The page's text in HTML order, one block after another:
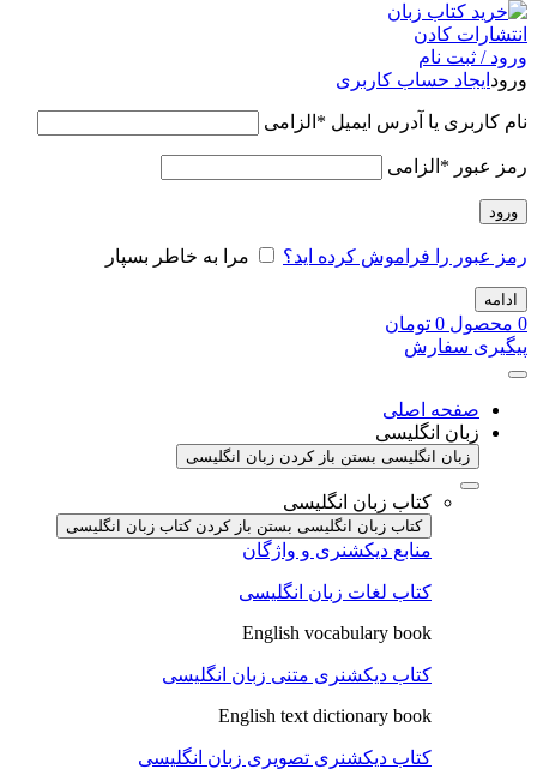
ورود / ثبت نام
ورود ایجاد حساب کاربری
نام کاربری یا آدرس ایمیل * الزامی
رمز عبور * الزامی
ورود
رمز عبور را فراموش کرده اید؟ مرا به خاطر بسپار
ادامه
0 محصول 0 تومان
پیگیری سفارش
صفحه اصلی
زبان انگلیسی
زبان انگلیسی بستن باز کردن زبان انگلیسی
کتاب زبان انگلیسی
کتاب زبان انگلیسی بستن باز کردن کتاب زبان انگلیسی
منابع دیکشنری و واژگان
کتاب لغات زبان انگلیسی
English vocabulary book
کتاب دیکشنری متنی زبان انگلیسی
English text dictionary book
کتاب دیکشنری تصویری زبان انگلیسی